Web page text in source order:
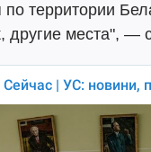
по территории
другие места", —